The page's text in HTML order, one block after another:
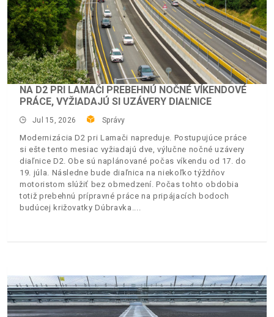
NA D2 PRI LAMAČI PREBEHNÚ NOČNÉ VÍKENDOVÉ
PRÁCE, VYŽIADAJÚ SI UZÁVERY DIAĽNICE
Jul 15, 2026 Správy
Modernizácia D2 pri Lamači napreduje. Postupujúce práce
si ešte tento mesiac vyžiadajú dve, výlučne nočné uzávery
diaľnice D2. Obe sú naplánované počas víkendu od 17. do
19. júla. Následne bude diaľnica na niekoľko týždňov
motoristom slúžiť bez obmedzení. Počas tohto obdobia
totiž prebehnú prípravné práce na pripájacích bodoch
budúcej križovatky Dúbravka.